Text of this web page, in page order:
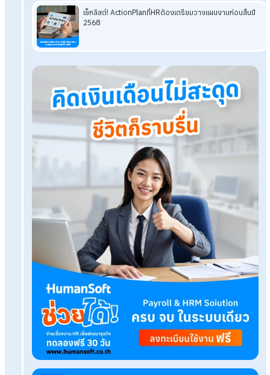
All HR's functions
Free setup service. No expenses at all. Dismiss at any time.
Try it free
Tags:
วิธี คิด เปอร์เซ็นต์ ขาด ลา มาสาย
Related Blog
Q&A นายจ้างสลับวันหยุด โดยที่ลูกจ้างไม่ยินยอม ผิด
กฎหมายไหม?